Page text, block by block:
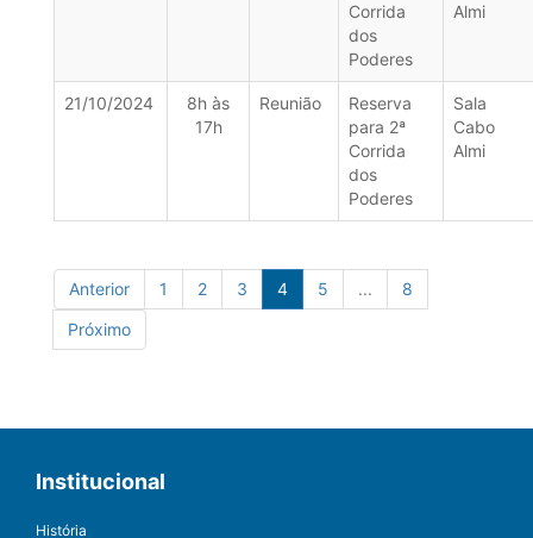
Corrida
dos
Poderes
Almi
21/10/2024
8h às
17h
Reunião
Reserva
para 2ª
Corrida
dos
Poderes
Sala
Cabo
Almi
Anterior 1 2 3 4 5 ...
8
Próximo
Institucional
História